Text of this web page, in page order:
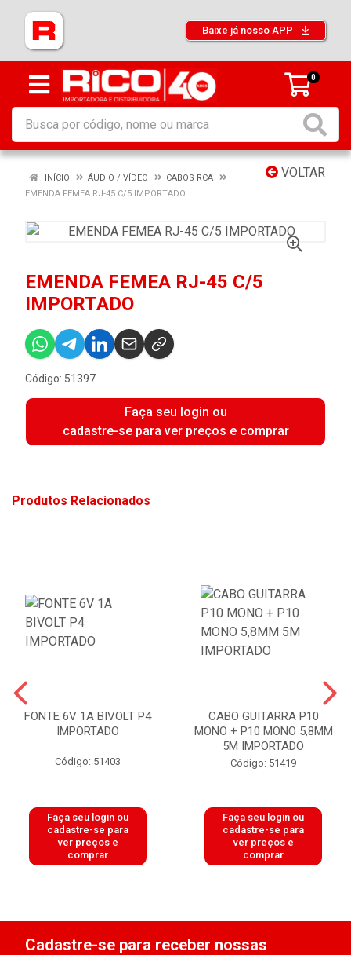
Baixe já nosso APP
0
VOLTAR
INÍCIO ÁUDIO / VÍDEO
CABOS RCA
EMENDA FEMEA RJ-45 C/5 IMPORTADO
EMENDA FEMEA RJ-45 C/5
IMPORTADO
Código: 51397
Faça seu login ou
cadastre-se para ver preços e comprar
Produtos Relacionados
FONTE 6V 1A BIVOLT P4
IMPORTADO
Código: 51403
Faça seu login ou
cadastre-se para
ver preços e
comprar
CABO GUITARRA P10
MONO + P10 MONO 5,8MM
5M IMPORTADO
Código: 51419
Faça seu login ou
cadastre-se para
ver preços e
comprar
Cadastre-se para receber nossas